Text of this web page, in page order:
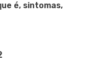
é, sintomas,